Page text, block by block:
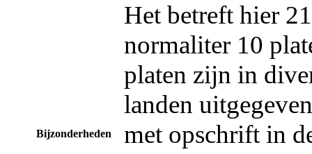
Bijzonderheden
Het betreft hier
normaliter 10
platen zijn in
landen
met opschrift in